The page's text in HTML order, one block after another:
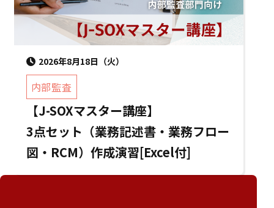
2026年8月18日（火）
内部監査
【J-SOXマスター講座】
3点セット（業務記述書・業務フロー
図・RCM）作成演習[Excel付]